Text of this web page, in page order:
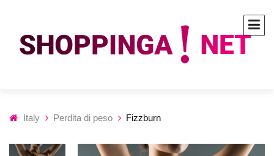
Italy Perdita di peso Fizzburn